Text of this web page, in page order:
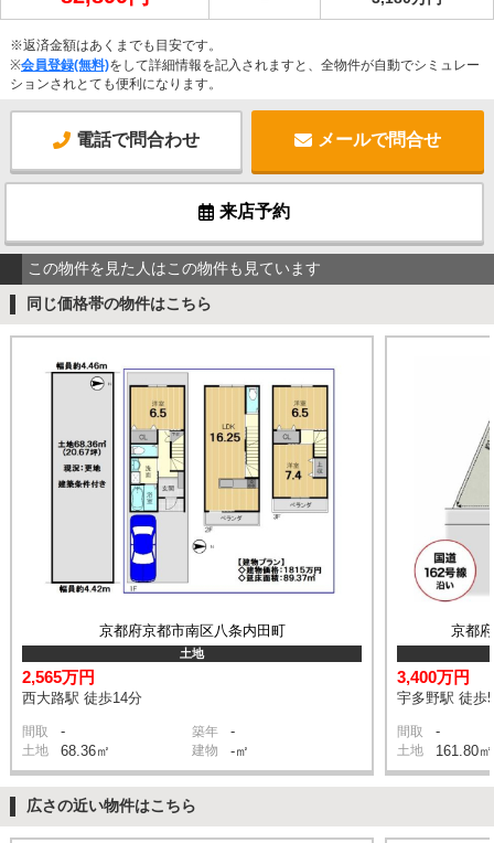
※返済金額はあくまでも目安です。
※会員登録(無料)をして詳細情報を記入されますと、全物件が自動でシミュレー
ションされとても便利になります。
電話で問合わせ メールで問合せ
来店予約
この物件を見た人はこの物件も見ています
同じ価格帯の物件はこちら
京都府京都市南区八条内田町
土地
2,565万円
西大路駅 徒歩14分
間取 - 築年 -
土地 68.36㎡ 建物 -㎡
京都
3,400万円
宇多野駅 徒歩
間取 -
土地 161.80㎡
広さの近い物件はこちら